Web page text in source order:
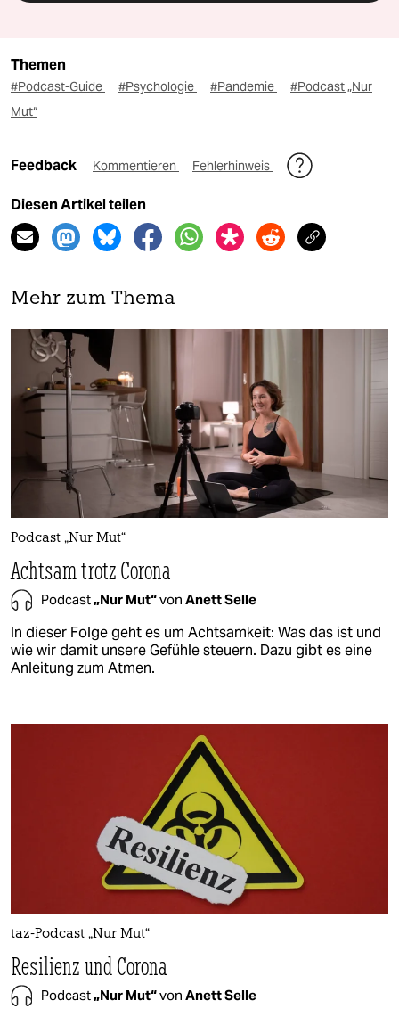
Themen
#Podcast-Guide #Psychologie #Pandemie
#Podcast „Nur
Mut“
Feedback Kommentieren Fehlerhinweis
Diesen Artikel teilen
Mehr zum Thema
Podcast „Nur Mut“
Achtsam trotz Corona
Podcast„Nur Mut“von Anett Selle
In dieser Folge geht es um Achtsamkeit: Was das ist und
wie wir damit unsere Gefühle steuern. Dazu gibt es eine
Anleitung zum Atmen.
taz-Podcast „Nur Mut“
Resilienz und Corona
Podcast„Nur Mut“von Anett Selle